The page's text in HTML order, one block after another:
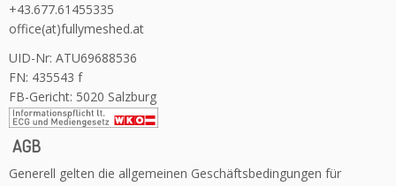
+43.677.61455335
office(at)fullymeshed.at
UID-Nr: ATU69688536
FN: 435543 f
FB-Gericht: 5020 Salzburg
AGB
Generell gelten die allgemeinen Geschäftsbedingungen für